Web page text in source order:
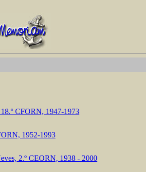
CFORN, 1947-1973
1952-1993
2.º CEORN, 1938 - 2000